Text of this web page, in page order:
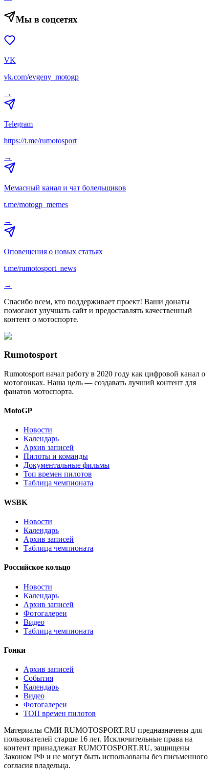
Мы в соцсетях
VK
vk.com/evgeny_motogp
→
Telegram
https://t.me/rumotosport
→
Мемасный канал и чат болельщиков
t.me/motogp_memes
→
Оповещения о новых статьях
t.me/rumotosport_news
→
Спасибо всем, кто поддерживает проект! Ваши донаты
помогают улучшать сайт и предоставлять качественный
контент о мотоспорте.
Rumotosport
Rumotosport начал работу в 2020 году как цифровой канал о
мотогонках. Наша цель — создавать лучший контент для
фанатов мотоспорта.
MotoGP
Новости
Календарь
Архив записей
Пилоты и команды
Документальные фильмы
Топ времен пилотов
Таблица чемпионата
WSBK
Новости
Календарь
Архив записей
Таблица чемпионата
Российское кольцо
Новости
Календарь
Архив записей
Фотогалереи
Видео
Таблица чемпионата
Гонки
Архив записей
События
Календарь
Видео
Фотогалереи
ТОП времен пилотов
Материалы СМИ RUMOTOSPORT.RU предназначены для
пользователей старше 16 лет. Исключительные права на
контент принадлежат RUMOTOSPORT.RU, защищены
Законом РФ и не могут быть использованы без письменного
согласия владельца.